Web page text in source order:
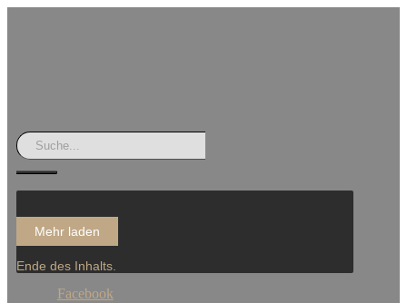
Mehr laden
Ende des Inhalts.
Facebook